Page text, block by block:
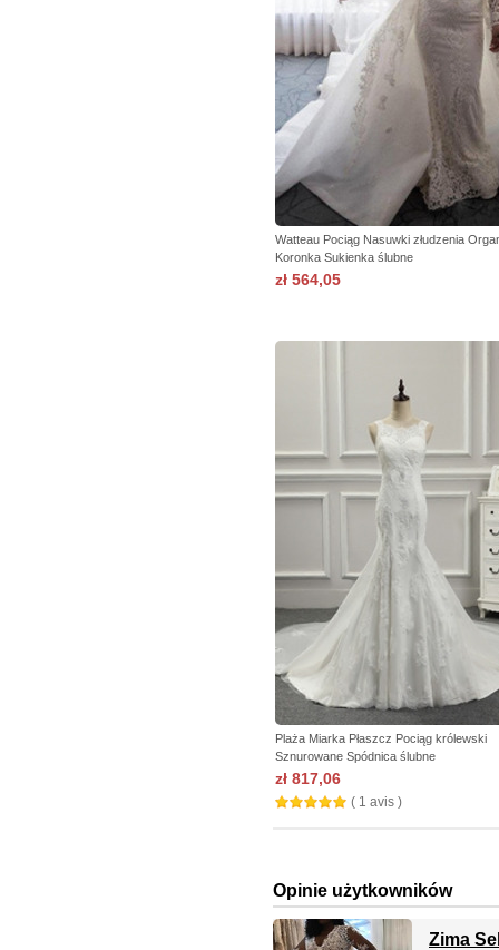
Watteau Pociąg Nasuwki złudzenia
Koronka Sukienka ślubne
zł 564,05
Plaża Miarka Płaszcz Pociąg królewski
Sznurowane Spódnica ślubne
zł 817,06
( 1 avis )
Opinie użytkowników
Zima